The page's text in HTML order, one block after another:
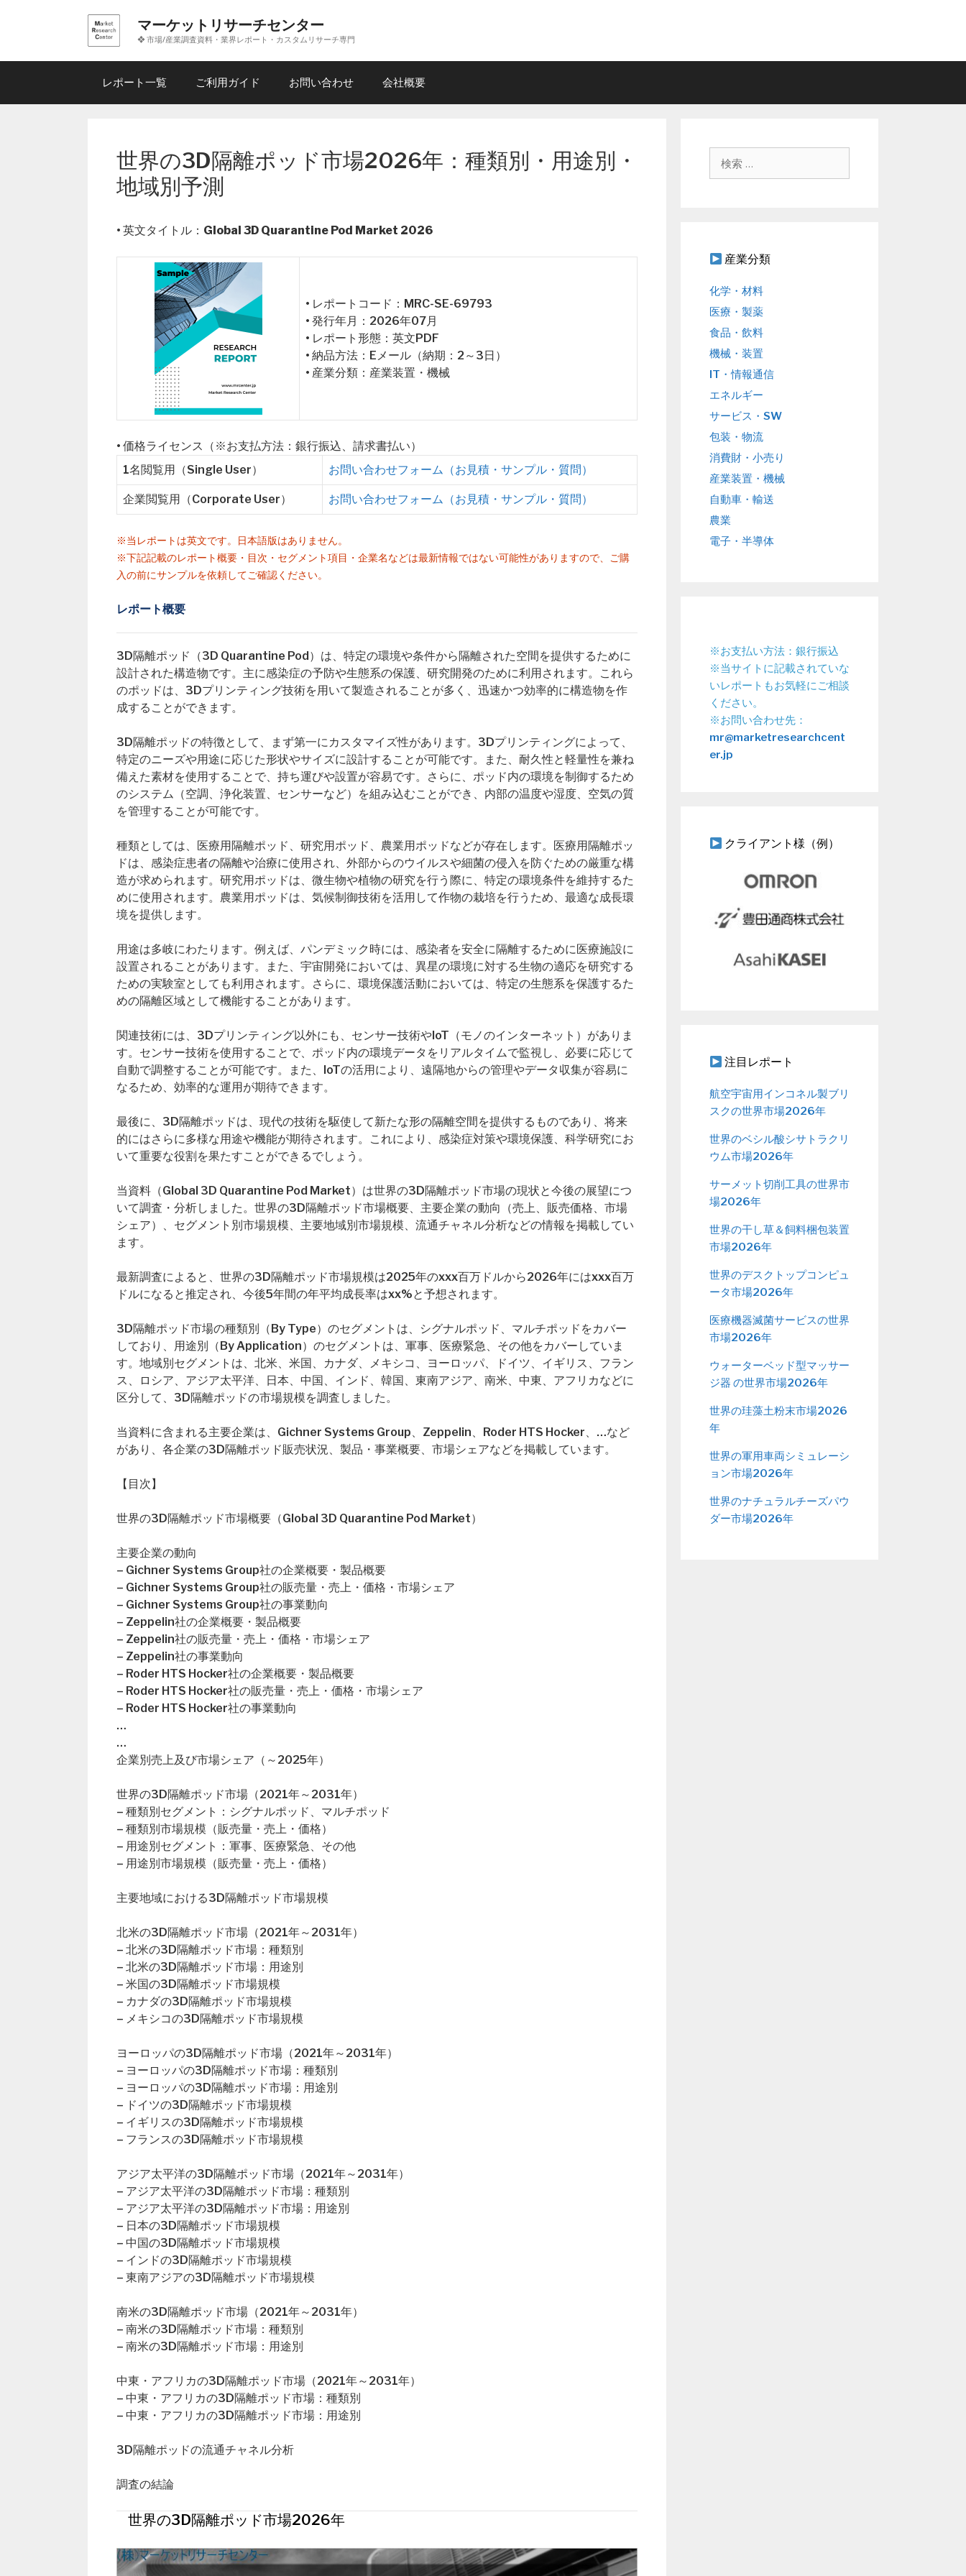
ン
マーケットリサーチセンター
❖ 市場/産業調査資料・業界レポート・カスタムリサーチ専門
レポート一覧 ご利用ガイド お問い合わせ 会社概要
世界の3D隔離ポッド市場2026年：種類別・用途別・
地域別予測
• 英文タイトル： Global 3D Quarantine Pod Market 2026
• レポートコード：MRC-SE-69793
• 発行年月：2026年07月
• レポート形態：英文PDF
• 納品方法：Eメール（納期：2～3日）
• 産業分類：産業装置・機械
• 価格ライセンス（※お支払方法：銀行振込、請求書払い）
1名閲覧用（Single User）
お問い合わせフォーム（お見積・サンプル・質問）
企業閲覧用（Corporate User） お問い合わせフォーム（お見積・サンプル・質問）
※当レポートは英文です。日本語版はありません。
※下記記載のレポート概要・目次・セグメント項目・企業名などは最新情報ではない可能性がありますので、ご購
入の前にサンプルを依頼してご確認ください。
レポート概要
3D隔離ポッド（3D Quarantine Pod）は、特定の環境や条件から隔離された空間を提供するために
設計された構造物です。主に感染症の予防や生態系の保護、研究開発のために利用されます。これら
のポッドは、3Dプリンティング技術を用いて製造されることが多く、迅速かつ効率的に構造物を作
成することができます。
3D隔離ポッドの特徴として、まず第一にカスタマイズ性があります。3Dプリンティングによって、
特定のニーズや用途に応じた形状やサイズに設計することが可能です。また、耐久性と軽量性を兼ね
備えた素材を使用することで、持ち運びや設置が容易です。さらに、ポッド内の環境を制御するため
のシステム（空調、浄化装置、センサーなど）を組み込むことができ、内部の温度や湿度、空気の質
を管理することが可能です。
種類としては、医療用隔離ポッド、研究用ポッド、農業用ポッドなどが存在します。医療用隔離ポッ
ドは、感染症患者の隔離や治療に使用され、外部からのウイルスや細菌の侵入を防ぐための厳重な構
造が求められます。研究用ポッドは、微生物や植物の研究を行う際に、特定の環境条件を維持するた
めに使用されます。農業用ポッドは、気候制御技術を活用して作物の栽培を行うため、最適な成長環
境を提供します。
用途は多岐にわたります。例えば、パンデミック時には、感染者を安全に隔離するために医療施設に
設置されることがあります。また、宇宙開発においては、異星の環境に対する生物の適応を研究する
ための実験室としても利用されます。さらに、環境保護活動においては、特定の生態系を保護するた
めの隔離区域として機能することがあります。
関連技術には、3Dプリンティング以外にも、センサー技術やIoT（モノのインターネット）がありま
す。センサー技術を使用することで、ポッド内の環境データをリアルタイムで監視し、必要に応じて
自動で調整することが可能です。また、IoTの活用により、遠隔地からの管理やデータ収集が容易に
なるため、効率的な運用が期待できます。
最後に、3D隔離ポッドは、現代の技術を駆使して新たな形の隔離空間を提供するものであり、将来
的にはさらに多様な用途や機能が期待されます。これにより、感染症対策や環境保護、科学研究にお
いて重要な役割を果たすことができるでしょう。
当資料（Global 3D Quarantine Pod Market）は世界の3D隔離ポッド市場の現状と今後の展望につ
いて調査・分析しました。世界の3D隔離ポッド市場概要、主要企業の動向（売上、販売価格、市場
シェア）、セグメント別市場規模、主要地域別市場規模、流通チャネル分析などの情報を掲載してい
ます。
最新調査によると、世界の3D隔離ポッド市場規模は2025年のxxx百万ドルから2026年にはxxx百万
ドルになると推定され、今後5年間の年平均成長率はxx%と予想されます。
3D隔離ポッド市場の種類別（By Type）のセグメントは、シグナルポッド、マルチポッドをカバー
しており、用途別（By Application）のセグメントは、軍事、医療緊急、その他をカバーしていま
す。地域別セグメントは、北米、米国、カナダ、メキシコ、ヨーロッパ、ドイツ、イギリス、フラン
ス、ロシア、アジア太平洋、日本、中国、インド、韓国、東南アジア、南米、中東、アフリカなどに
区分して、3D隔離ポッドの市場規模を調査しました。
当資料に含まれる主要企業は、Gichner Systems Group、Zeppelin、Roder HTS Hocker、…など
があり、各企業の3D隔離ポッド販売状況、製品・事業概要、市場シェアなどを掲載しています。
【目次】
世界の3D隔離ポッド市場概要（Global 3D Quarantine Pod Market）
主要企業の動向
– Gichner Systems Group社の企業概要・製品概要
– Gichner Systems Group社の販売量・売上・価格・市場シェア
– Gichner Systems Group社の事業動向
– Zeppelin社の企業概要・製品概要
– Zeppelin社の販売量・売上・価格・市場シェア
– Zeppelin社の事業動向
– Roder HTS Hocker社の企業概要・製品概要
– Roder HTS Hocker社の販売量・売上・価格・市場シェア
– Roder HTS Hocker社の事業動向
…
…
企業別売上及び市場シェア（～2025年）
世界の3D隔離ポッド市場（2021年～2031年）
– 種類別セグメント：シグナルポッド、マルチポッド
– 種類別市場規模（販売量・売上・価格）
– 用途別セグメント：軍事、医療緊急、その他
– 用途別市場規模（販売量・売上・価格）
主要地域における3D隔離ポッド市場規模
北米の3D隔離ポッド市場（2021年～2031年）
– 北米の3D隔離ポッド市場：種類別
– 北米の3D隔離ポッド市場：用途別
– 米国の3D隔離ポッド市場規模
– カナダの3D隔離ポッド市場規模
– メキシコの3D隔離ポッド市場規模
ヨーロッパの3D隔離ポッド市場（2021年～2031年）
– ヨーロッパの3D隔離ポッド市場：種類別
– ヨーロッパの3D隔離ポッド市場：用途別
– ドイツの3D隔離ポッド市場規模
– イギリスの3D隔離ポッド市場規模
– フランスの3D隔離ポッド市場規模
アジア太平洋の3D隔離ポッド市場（2021年～2031年）
– アジア太平洋の3D隔離ポッド市場：種類別
– アジア太平洋の3D隔離ポッド市場：用途別
– 日本の3D隔離ポッド市場規模
– 中国の3D隔離ポッド市場規模
– インドの3D隔離ポッド市場規模
– 東南アジアの3D隔離ポッド市場規模
南米の3D隔離ポッド市場（2021年～2031年）
– 南米の3D隔離ポッド市場：種類別
– 南米の3D隔離ポッド市場：用途別
中東・アフリカの3D隔離ポッド市場（2021年～2031年）
– 中東・アフリカの3D隔離ポッド市場：種類別
– 中東・アフリカの3D隔離ポッド市場：用途別
3D隔離ポッドの流通チャネル分析
調査の結論
世界の3D隔離ポッド市場2026年
産業分類
化学・材料
医療・製薬
食品・飲料
機械・装置
IT・情報通信
エネルギー
サービス・SW
包装・物流
消費財・小売り
産業装置・機械
自動車・輸送
農業
電子・半導体
※お支払い方法：銀行振込
※当サイトに記載されていな
いレポートもお気軽にご相談
ください。
※お問い合わせ先：
mr@marketresearchcent
er.jp
クライアント様（例）
注目レポート
航空宇宙用インコネル製ブリ
スクの世界市場2026年
世界のベシル酸シサトラクリ
ウム市場2026年
サーメット切削工具の世界市
場2026年
世界の干し草＆飼料梱包装置
市場2026年
世界のデスクトップコンピュ
ータ市場2026年
医療機器滅菌サービスの世界
市場2026年
ウォーターベッド型マッサー
ジ器 の世界市場2026年
世界の珪藻土粉末市場2026
年
世界の軍用車両シミュレーシ
ョン市場2026年
世界のナチュラルチーズパウ
ダー市場2026年